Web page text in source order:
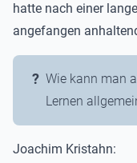
hatte nach einer
angefangen
Wie kann man
Lernen
Joachim Kristahn: